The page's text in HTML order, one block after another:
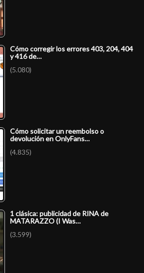
Cómo corregir los errores 403, 204, 404
y 416 de…
(5.080)
Cómo solicitar un reembolso o
devolución en OnlyFans…
(4.835)
1 clásica: publicidad de RINA de
MATARAZZO (I Was…
(3.599)